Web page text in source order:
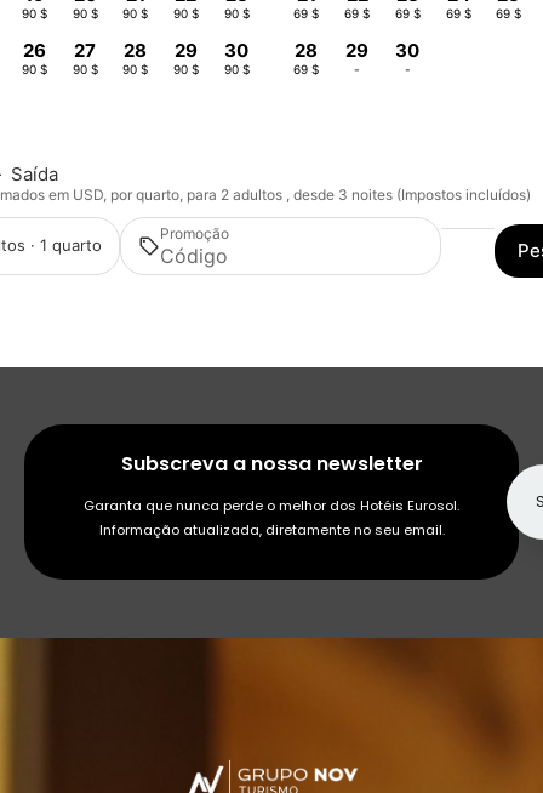
90 $ 90 $ 90 $ 90 $ 90 $
26
90 $
27
90 $
28
90 $
29
90 $
30
90 $
69 $ 69 $ 69 $ 69 $ 69 $
28
69 $
29
-
30
-
Saída
em USD, por quarto, para 2 adultos , desde 3 noites (Impostos incluídos)
· 1 quarto
Promoção
Subscreva a nossa newsletter
Garanta que nunca perde o melhor dos Hotéis Eurosol.
Informação atualizada, diretamente no seu email.